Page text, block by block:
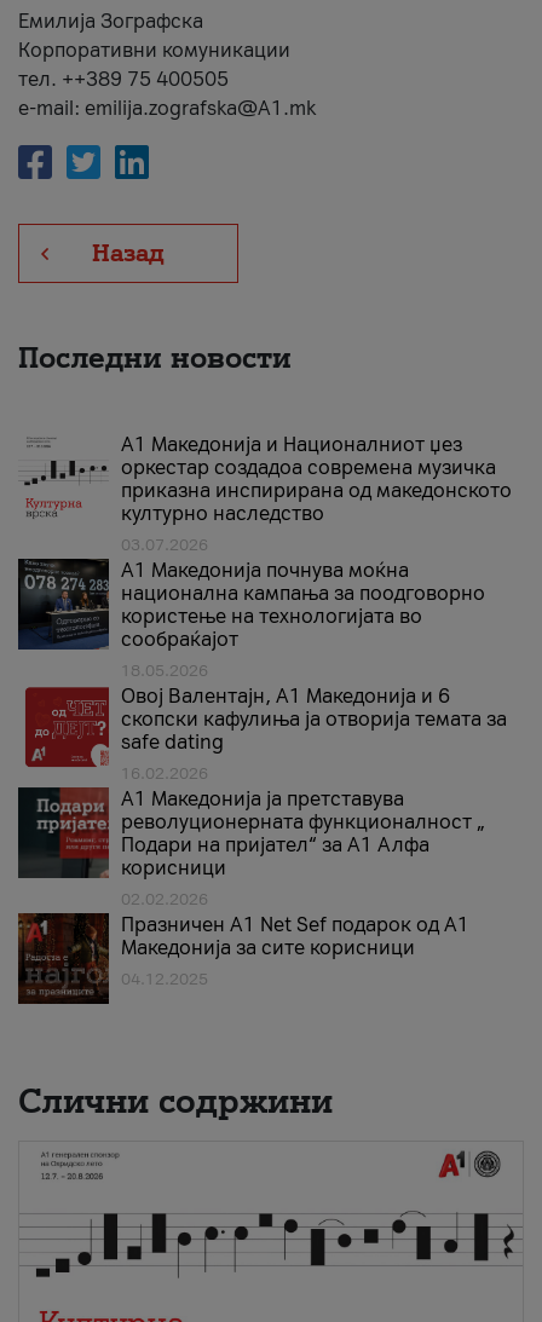
Емилија Зографска
Корпоративни комуникации
тел. ++389 75 400505
e-mail: emilija.zografska@A1.mk
Назад
Последни новости
А1 Македонија и Националниот џез
оркестар создадоа современа музичка
приказна инспирирана од македонското
културно наследство
03.07.2026
A1 Македонија почнува моќна
национална кампања за поодговорно
користење на технологијата во
сообраќајот
18.05.2026
Овој Валентајн, A1 Македонија и 6
скопски кафулиња ја отворија темата за
safe dating
16.02.2026
А1 Македонија ја претставува
револуционерната функционалност „
Подари на пријател“ за А1 Алфа
корисници
02.02.2026
Празничен A1 Net Sеf подарок од А1
Македонија за сите корисници
04.12.2025
Слични содржини